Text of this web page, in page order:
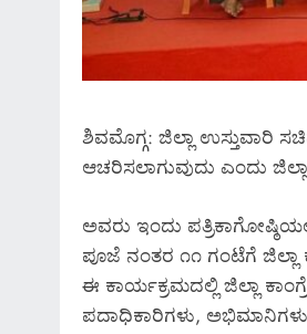
ಶಿವಮೊಗ್ಗ: ಜಿಲ್ಲಾ ಉಸ್ತುವಾರಿ
ಆಚರಿಸಲಾಗುವುದು ಎಂದು
ಅವರು ಇಂದು
ಪೂಜೆ ನಂತರ ೧೧ ಗಂಟೆಗೆ ಜಿಲ್ಲಾ
ಈ ಕಾರ್ಯಕ್ರಮದಲ್ಲಿ ಜಿಲ್ಲಾ
ಪದಾಧಿಕಾರಿಗಳು,